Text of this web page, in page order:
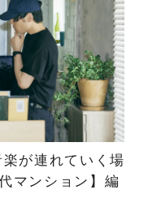
が連れていく場
マンション】編